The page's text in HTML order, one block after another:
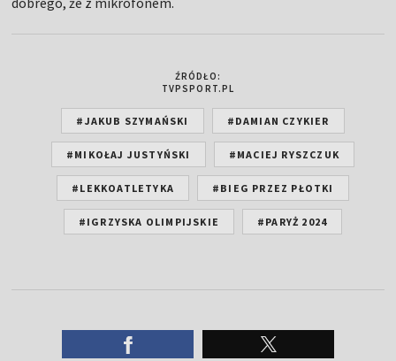
ŹRÓDŁO:
TVPSPORT.PL
#JAKUB SZYMAŃSKI #DAMIAN CZYKIER
#MIKOŁAJ JUSTYŃSKI #MACIEJ RYSZCZUK
#LEKKOATLETYKA #BIEG PRZEZ PŁOTKI
#IGRZYSKA OLIMPIJSKIE #PARYŻ 2024